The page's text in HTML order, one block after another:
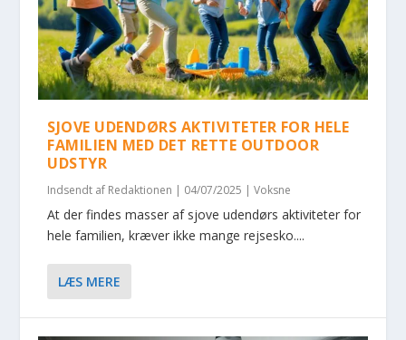
SJOVE UDENDØRS AKTIVITETER FOR HELE
FAMILIEN MED DET RETTE OUTDOOR
UDSTYR
Indsendt af Redaktionen | 04/07/2025 |Voksne
At der findes masser af sjove udendørs aktiviteter for
hele familien, kræver ikke mange rejsesko....
LÆS MERE